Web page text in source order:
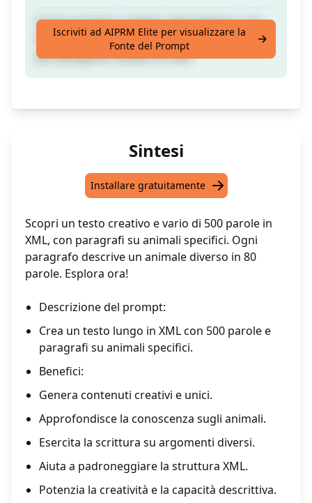
Scrivi un lungo, creativo, testo diverso, con
80 parole, parlando di un animale specifico
per paragrafo, basato su XML
Iscriviti ad AIPRM Elite per visualizzare la
Fonte del Prompt
Sintesi
Installare gratuitamente
Scopri un testo creativo e vario di 500 parole in
XML, con paragrafi su animali specifici. Ogni
paragrafo descrive un animale diverso in 80
parole. Esplora ora!
Descrizione del prompt:
Crea un testo lungo in XML con 500 parole e
paragrafi su animali specifici.
Benefici:
Genera contenuti creativi e unici.
Approfondisce la conoscenza sugli animali.
Esercita la scrittura su argomenti diversi.
Aiuta a padroneggiare la struttura XML.
Potenzia la creatività e la capacità descrittiva.